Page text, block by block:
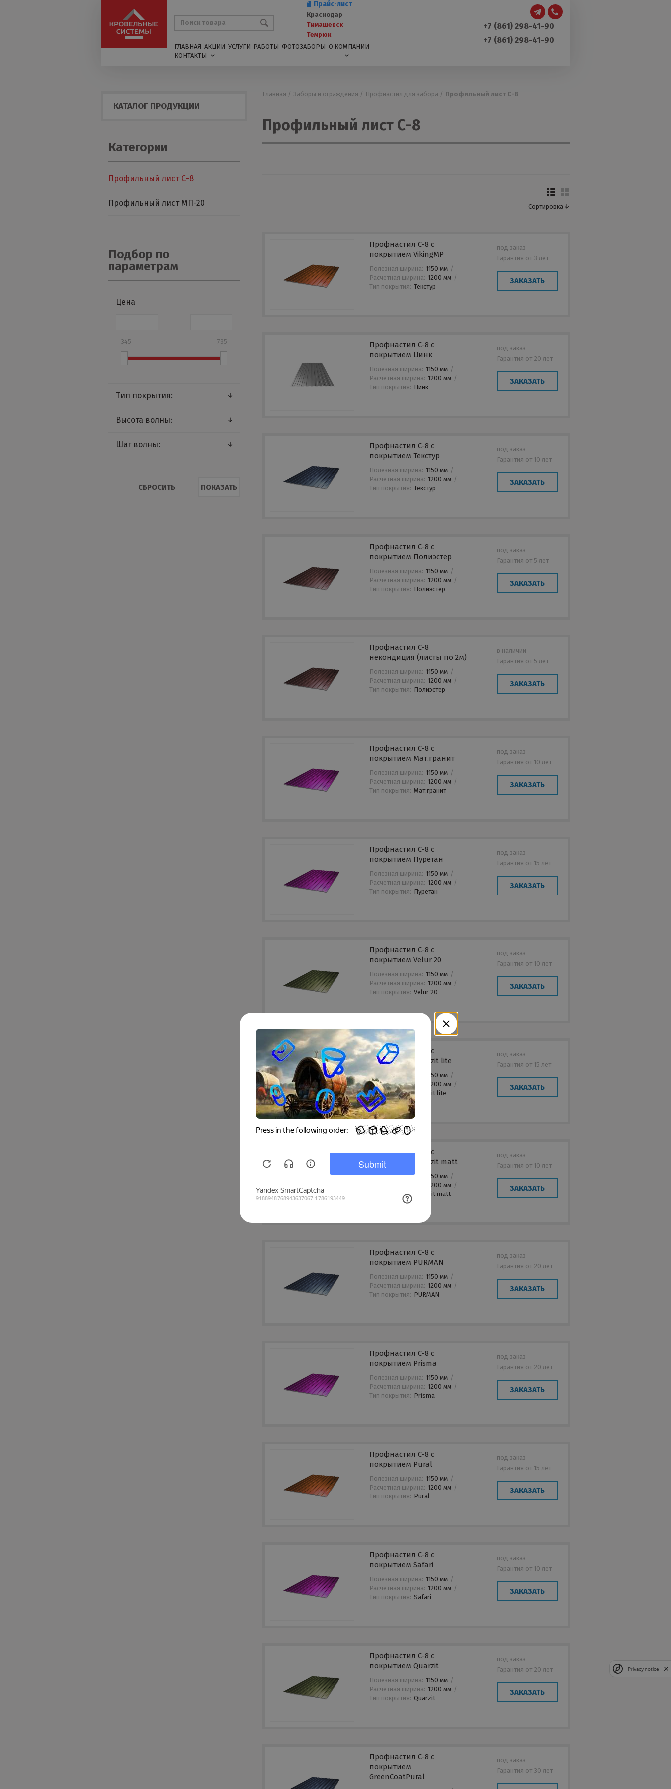
Прайс-лист
Краснодар
Тимашевск
Темрюк
ГЛАВНАЯ АКЦИИ УСЛУГИ РАБОТЫ ФОТОЗАБОРЫ О КОМПАНИИ
КОНТАКТЫ
+7 (861) 298-41-90
+7 (861) 298-41-90
КАТАЛОГ ПРОДУКЦИИ
Категории
Профильный лист С-8
Профильный лист МП-20
Подбор по
параметрам
Цена
345 735
Тип покрытия:
Agneta
PURMAN
Quarzit
Высота волны:
8 мм
Шаг волны:
СБРОСИТЬ ПОКАЗАТЬ
Главная / Заборы и ограждения / Профнастил для забора / Профильный лист С-8
Профильный лист С-8
Сортировка
Профнастил С-8 с
покрытием VikingMP
Полезная ширина: 1150 мм /
Расчетная ширина: 1200 мм /
Тип покрытия: Текстур
под заказ
Гарантия от 3 лет
ЗАКАЗАТЬ
Профнастил С-8 с
покрытием Цинк
Полезная ширина: 1150 мм /
Расчетная ширина: 1200 мм /
Тип покрытия: Цинк
под заказ
Гарантия от 20 лет
ЗАКАЗАТЬ
Профнастил С-8 с
покрытием Текстур
Полезная ширина: 1150 мм /
Расчетная ширина: 1200 мм /
Тип покрытия: Текстур
под заказ
Гарантия от 10 лет
ЗАКАЗАТЬ
Профнастил С-8 с
покрытием Полиэстер
Полезная ширина: 1150 мм /
Расчетная ширина: 1200 мм /
Тип покрытия: Полиэстер
под заказ
Гарантия от 5 лет
ЗАКАЗАТЬ
Профнастил С-8
некондиция (листы по 2м)
Полезная ширина: 1150 мм /
Расчетная ширина: 1200 мм /
Тип покрытия: Полиэстер
в наличии
Гарантия от 5 лет
ЗАКАЗАТЬ
Профнастил С-8 с
покрытием Мат.гранит
Полезная ширина: 1150 мм /
Расчетная ширина: 1200 мм /
Тип покрытия: Мат.гранит
под заказ
Гарантия от 10 лет
ЗАКАЗАТЬ
Профнастил С-8 с
покрытием Пуретан
Полезная ширина: 1150 мм /
Расчетная ширина: 1200 мм /
Тип покрытия: Пуретан
под заказ
Гарантия от 15 лет
ЗАКАЗАТЬ
Профнастил С-8 с
покрытием Velur 20
Полезная ширина: 1150 мм /
Расчетная ширина: 1200 мм /
Тип покрытия: Velur 20
под заказ
Гарантия от 10 лет
ЗАКАЗАТЬ
Профнастил С-8 с
покрытием Quarzit lite
Полезная ширина: 1150 мм /
Расчетная ширина:
1200 мм /
Тип покрытия: Quarzit lite
под заказ
Гарантия от 15 лет
ЗАКАЗАТЬ
Профнастил С-8 с
покрытием Quarzit matt
Полезная ширина: 1150 мм /
1200 мм /
Тип покрытия:
Quarzit matt
под заказ
Гарантия от 10 лет
ЗАКАЗАТЬ
Профнастил С-8 с
покрытием PURMAN
Полезная ширина: 1150 мм /
Расчетная ширина: 1200 мм /
Тип покрытия: PURMAN
под заказ
Гарантия от 20 лет
ЗАКАЗАТЬ
Профнастил С-8 с
покрытием Prisma
Полезная ширина: 1150 мм /
Расчетная ширина: 1200 мм /
Тип покрытия: Prisma
под заказ
Гарантия от 20 лет
ЗАКАЗАТЬ
Профнастил С-8 с
покрытием Pural
Полезная ширина: 1150 мм /
Расчетная ширина: 1200 мм /
Тип покрытия: Pural
под заказ
Гарантия от 15 лет
ЗАКАЗАТЬ
Профнастил С-8 с
покрытием Safari
Полезная ширина: 1150 мм /
Расчетная ширина: 1200 мм /
Тип покрытия: Safari
под заказ
Гарантия от 10 лет
ЗАКАЗАТЬ
Профнастил С-8 с
покрытием Quarzit
Полезная ширина: 1150 мм /
Расчетная ширина: 1200 мм /
Тип покрытия: Quarzit
под заказ
Гарантия от 20 лет
ЗАКАЗАТЬ
Профнастил С-8 с
покрытием
GreenCoatPural
под заказ
Гарантия от 30 лет
Privacy notice